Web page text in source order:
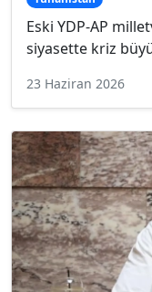
Eski YDP-AP
siyasette kriz
23 Haziran 2026